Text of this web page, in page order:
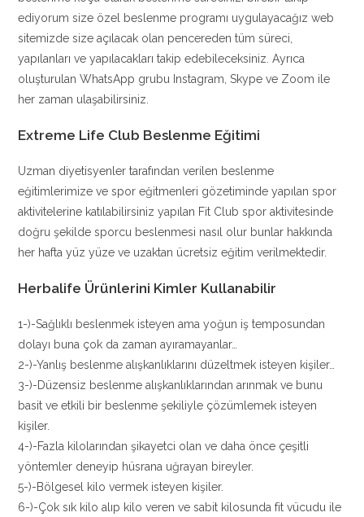
ediyorum size özel beslenme programı uygulayacağız web
sitemizde size açılacak olan pencereden tüm süreci,
yapılanları ve yapılacakları takip edebileceksiniz. Ayrıca
oluşturulan WhatsApp grubu Instagram, Skype ve Zoom ile
her zaman ulaşabilirsiniz.
Extreme Life Club Beslenme Eğitimi
Uzman diyetisyenler tarafından verilen beslenme
eğitimlerimize ve spor eğitmenleri gözetiminde yapılan spor
aktivitelerine katılabilirsiniz yapılan Fit Club spor aktivitesinde
doğru şekilde sporcu beslenmesi nasıl olur bunlar hakkında
her hafta yüz yüze ve uzaktan ücretsiz eğitim verilmektedir.
Herbalife Ürünlerini Kimler Kullanabilir
1-)-Sağlıklı beslenmek isteyen ama yoğun iş temposundan
dolayı buna çok da zaman ayıramayanlar…
2-)-Yanlış beslenme alışkanlıklarını düzeltmek isteyen kişiler…
3-)-Düzensiz beslenme alışkanlıklarından arınmak ve bunu
basit ve etkili bir beslenme şekiliyle çözümlemek isteyen
kişiler.
4-)-Fazla kilolarından şikayetci olan ve daha önce çeşitli
yöntemler deneyip hüsrana uğrayan bireyler.
5-)-Bölgesel kilo vermek isteyen kişiler.
6-)-Çok sık kilo alıp kilo veren ve sabit kilosunda fit vücudu ile